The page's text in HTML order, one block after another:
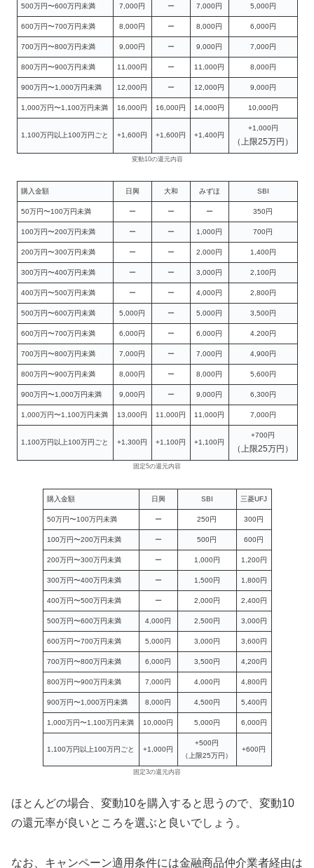
500万円〜600万円未満 7,000円 ー 7,000円 5,000円
600万円〜700万円未満 8,000円 ー 8,000円 6,000円
700万円〜800万円未満 9,000円 ー 9,000円 7,000円
800万円〜900万円未満 11,000円 ー 11,000円 8,000円
900万円〜1,000万円未満 12,000円 ー 12,000円 9,000円
1,000万円〜1,100万円未満 16,000円 16,000円 14,000円 10,000円
1,100万円以上100万円ごと +1,600円 +1,600円 +1,400円
+1,000円
（上限25万円）
変動10の還元内容
購入金額 日興 大和 みずほ SBI
50万円〜100万円未満 ー ー ー 350円
100万円〜200万円未満 ー ー 1,000円 700円
200万円〜300万円未満 ー ー 2,000円 1,400円
300万円〜400万円未満 ー ー 3,000円 2,100円
400万円〜500万円未満 ー ー 4,000円 2,800円
500万円〜600万円未満 5,000円 ー 5,000円 3,500円
600万円〜700万円未満 6,000円 ー 6,000円 4.200円
700万円〜800万円未満 7,000円 ー 7,000円 4,900円
800万円〜900万円未満 8,000円 ー 8,000円 5,600円
900万円〜1,000万円未満 9,000円 ー 9,000円 6,300円
1,000万円〜1,100万円未満 13,000円 11,000円 11,000円 7,000円
1,100万円以上100万円ごと +1,300円 +1,100円 +1,100円
+700円
（上限25万円）
固定5の還元内容
購入金額 日興 SBI 三菱UFJ
50万円〜100万円未満 ー 250円 300円
100万円〜200万円未満 ー 500円 600円
200万円〜300万円未満 ー 1,000円 1,200円
300万円〜400万円未満 ー 1,500円 1,800円
400万円〜500万円未満 ー 2,000円 2,400円
500万円〜600万円未満 4,000円 2,500円 3,000円
600万円〜700万円未満 5,000円 3,000円 3,600円
700万円〜800万円未満 6,000円 3,500円 4,200円
800万円〜900万円未満 7,000円 4,000円 4,800円
900万円〜1,000万円未満 8,000円 4,500円 5,400円
1,000万円〜1,100万円未満 10,000円 5,000円 6,000円
1,100万円以上100万円ごと +1,000円
+500円
（上限25万円）
+600円
固定3の還元内容
ほとんどの場合、変動10を購入すると思うので、変動10
の還元率が良いところを選ぶと良いでしょう。
なお、キャンペーン適用条件には金融商品仲介業者経由は